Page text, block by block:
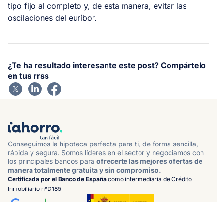
tipo fijo al completo y, de esta manera, evitar las
oscilaciones del euríbor.
¿Te ha resultado interesante este post? Compártelo
en tus rrss
Conseguimos la hipoteca perfecta para ti, de forma sencilla,
rápida y segura. Somos líderes en el sector y negociamos con
los principales bancos para ofrecerte las mejores ofertas de
manera totalmente gratuita y sin compromiso.
Certificada por el Banco de España como intermediaria de Crédito
Inmobiliario nºD185